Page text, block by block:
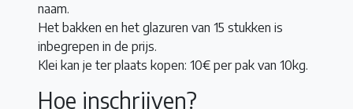
naam.
Het bakken en het glazuren van 15 stukken is
inbegrepen in de prijs.
Klei kan je ter plaats kopen: 10€ per pak van 10kg.
Hoe inschrijven?